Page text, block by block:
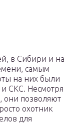
в Сибири и на
самым
на них были
СКС. Несмотря
они позволяют
охотник
для